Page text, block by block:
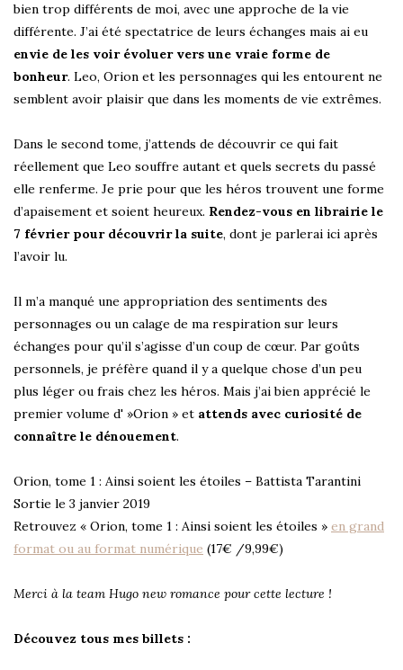
bien trop différents de moi, avec une approche de la vie
différente. J’ai été spectatrice de leurs échanges mais ai eu
envie de les voir évoluer vers une vraie forme de
bonheur. Leo, Orion et les personnages qui les entourent ne
semblent avoir plaisir que dans les moments de vie extrêmes.
Dans le second tome, j’attends de découvrir ce qui fait
réellement que Leo souffre autant et quels secrets du passé
elle renferme. Je prie pour que les héros trouvent une forme
d’apaisement et soient heureux. Rendez-vous en librairie le
7 février pour découvrir la suite, dont je parlerai ici après
l’avoir lu.
Il m’a manqué une appropriation des sentiments des
personnages ou un calage de ma respiration sur leurs
échanges pour qu’il s’agisse d’un coup de cœur. Par goûts
personnels, je préfère quand il y a quelque chose d’un peu
plus léger ou frais chez les héros. Mais j’ai bien apprécié le
premier volume d' »Orion » et attends avec curiosité de
connaître le dénouement.
Orion, tome 1 : Ainsi soient les étoiles – Battista Tarantini
Sortie le 3 janvier 2019
Retrouvez « Orion, tome 1 : Ainsi soient les étoiles » en grand
format ou au format numérique (17€ /9,99€)
Merci à la team Hugo new romance pour cette lecture !
Découvez tous mes billets :